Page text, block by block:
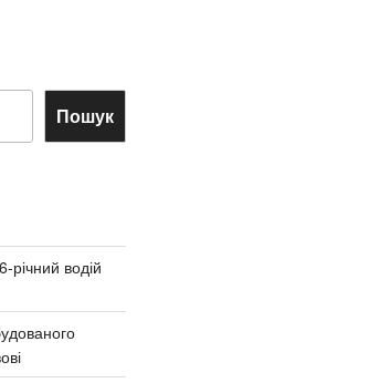
Пошук
річний водій